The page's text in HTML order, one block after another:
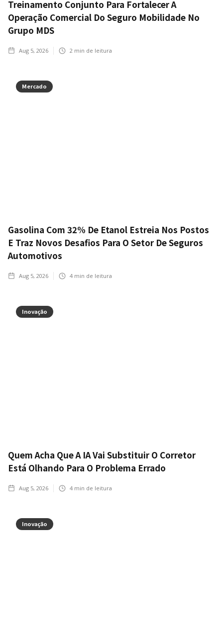
Treinamento Conjunto Para Fortalecer A
Operação Comercial Do Seguro Mobilidade No
Grupo MDS
Aug 5, 2026 2 min de leitura
Mercado
Gasolina Com 32% De Etanol Estreia Nos Postos
E Traz Novos Desafios Para O Setor De Seguros
Automotivos
Aug 5, 2026 4 min de leitura
Inovação
Quem Acha Que A IA Vai Substituir O Corretor
Está Olhando Para O Problema Errado
Aug 5, 2026 4 min de leitura
Inovação